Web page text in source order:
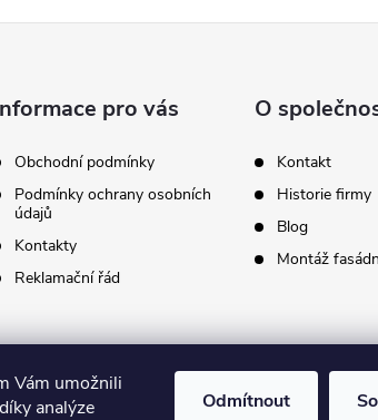
Vám umožnili
analýze
Odmítnout
pro vás
Obchodní podmínky
Podmínky ochrany osobních
údajů
Kontakty
Reklamační řád
O
Kontakt
Historie firmy
Blog
Montáž